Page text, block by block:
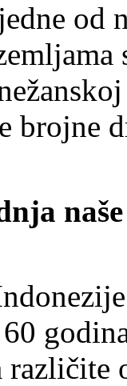
od
brojne
različite